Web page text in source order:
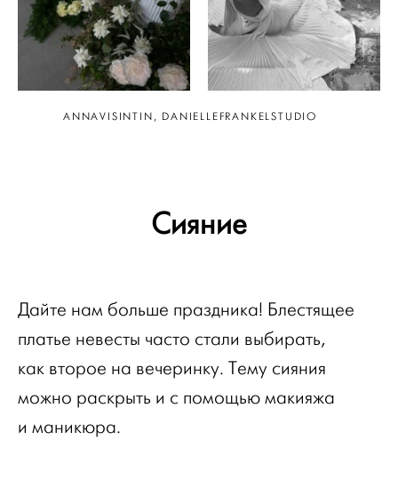
ANNAVISINTIN, DANIELLEFRANKELSTUDIO
Сияние
Дайте нам больше праздника! Блестящее
платье невесты часто стали выбирать,
как второе на вечеринку. Тему сияния
можно раскрыть и с помощью макияжа
и маникюра.